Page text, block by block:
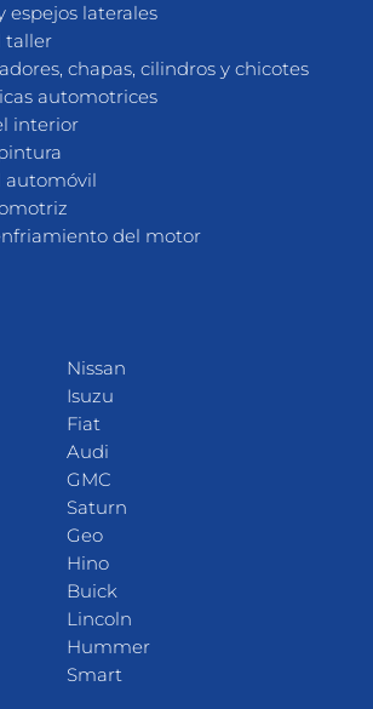
espejos laterales
taller
chapas, cilindros y chicotes
automotrices
interior
automóvil
del motor
Nissan
Isuzu
Fiat
Audi
GMC
Saturn
Geo
Hino
Buick
Lincoln
Hummer
Smart